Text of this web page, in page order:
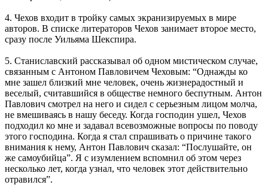
4. Чехов входит в тройку самых экранизируемых в мире
авторов. В списке литераторов Чехов занимает второе место,
сразу после Уильяма Шекспира.
5. Станиславский рассказывал об одном мистическом случае,
связанным с Антоном Павловичем Чеховым: “Однажды ко
мне зашел близкий мне человек, очень жизнерадостный и
веселый, считавшийся в обществе немного беспутным. Антон
Павлович смотрел на него и сидел с серьезным лицом молча,
не вмешиваясь в нашу беседу. Когда господин ушел, Чехов
подходил ко мне и задавал всевозможные вопросы по поводу
этого господина. Когда я стал спрашивать о причине такого
внимания к нему, Антон Павлович сказал: “Послушайте, он
же самоубийца”. Я с изумлением вспомнил об этом через
несколько лет, когда узнал, что человек этот действительно
отравился”.